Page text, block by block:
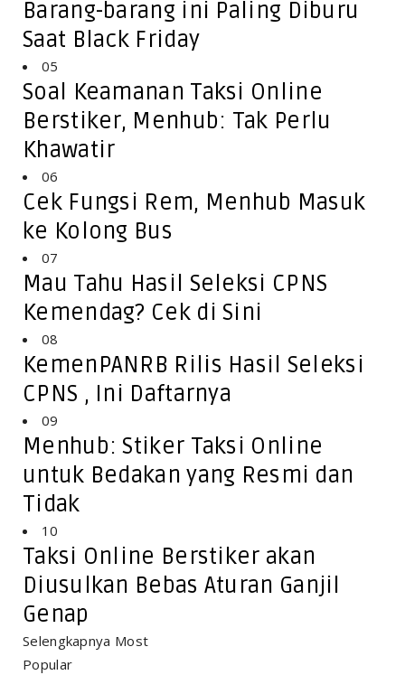
Barang-barang ini Paling Diburu
Saat Black Friday
05
Soal Keamanan Taksi Online
Berstiker, Menhub: Tak Perlu
Khawatir
06
Cek Fungsi Rem, Menhub Masuk
ke Kolong Bus
07
Mau Tahu Hasil Seleksi CPNS
Kemendag? Cek di Sini
08
KemenPANRB Rilis Hasil Seleksi
CPNS , Ini Daftarnya
09
Menhub: Stiker Taksi Online
untuk Bedakan yang Resmi dan
Tidak
10
Taksi Online Berstiker akan
Diusulkan Bebas Aturan Ganjil
Genap
Selengkapnya Most
Popular